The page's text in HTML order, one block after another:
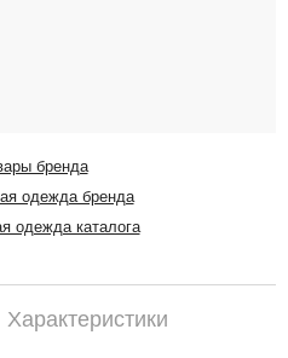
бренда
одежда бренда
одежда каталога
Характеристики